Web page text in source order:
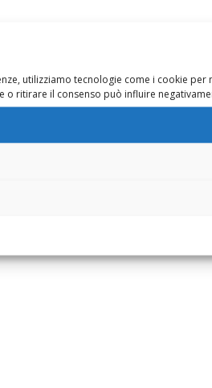
utilizziamo tecnologie come i cookie
o ritirare il consenso può influire